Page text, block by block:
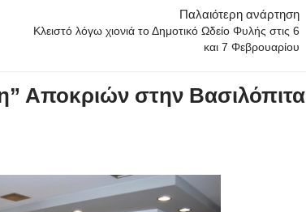
Παλαιότερη ανάρτηση
Κλειστό λόγω χιονιά το Δημοτικό Ωδείο Φυλής στις 6
και 7 Φεβρουαρίου
Αποκριών στην Βασιλόπιτα